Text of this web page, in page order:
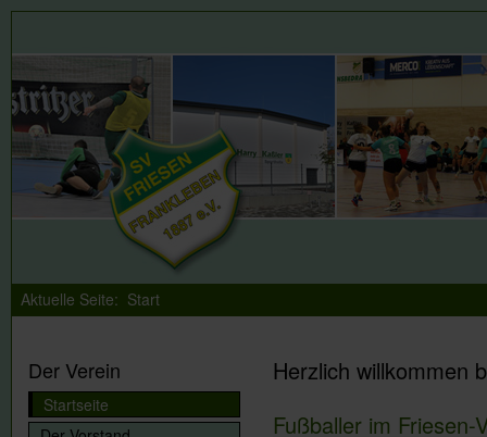
Aktuelle Seite: Start
Herzlich willkommen
Fußballer im Friesen-
Der Verein
Startseite